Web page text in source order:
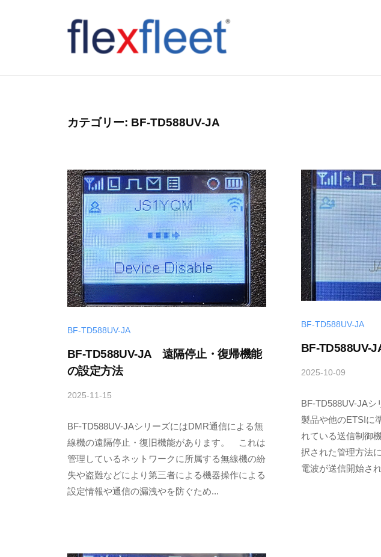
x
e
e
t
C
o
.
,
d
カテゴリー: BF-TD588UV-JA
BF-TD588UV-JA
BF-TD588UV-JA 遠隔停止・復帰機能
の設定方法
2025-11-15
T
a
k
a
h
S
BF-TD588UV-JAシリーズにはDMR通信による無
線機の遠隔停止・復旧機能があります。 これは
管理しているネットワークに所属する無線機の紛
失や盗難などにより第三者による機器操作による
設定情報や通信の漏洩やを防ぐため...
BF-TD588UV-JA
BF-TD588UV-
2025-10-09
T
a
k
a
h
BF-TD588UV-JAシ
製品や他のETSIに
れている送信制御
択された管理方法
電波が送信開始さ